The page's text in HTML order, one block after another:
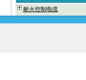
耐火控制电缆